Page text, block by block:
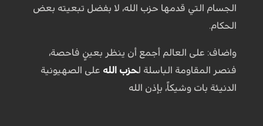
الجسام التي قدمها حزب الله، لا بفضل تبعيته بعض
الحكام.
واضاف: على العالم أجمع أن ينظر بعينٍ فاحصة،
فنصر المقاومة الباسلة لحزب الله على الصهيونية
الدنيئة بات وشيكاً، بإذن الله